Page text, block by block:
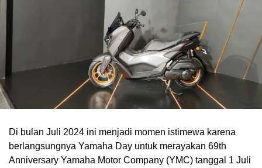
Di bulan Juli 2024 ini menjadi momen istimewa karena
berlangsungnya Yamaha Day untuk merayakan 69th
Anniversary Yamaha Motor Company (YMC) tanggal 1 Juli